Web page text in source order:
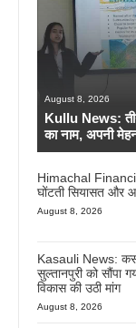
August 8, 2026
Kullu News:
का नाम, अपनी
Himachal
घोंटती सियासत और
August 8, 2026
Kasauli News:
सुल्तानपुरी को सौंपा
विकास की उठी मांग
August 8, 2026